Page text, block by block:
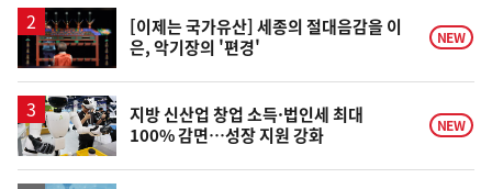
영
상
[이제는 국가유산] 세종의 절대음감을 이
은, 악기장의 '편경'
NEW
지방 신산업 창업 소득·법인세 최대
100% 감면…성장 지원 강화
NEW